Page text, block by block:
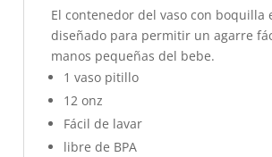
El contenedor del vaso con boquilla
diseñado para permitir un agarre
manos pequeñas del bebe.
1 vaso pitillo
12 onz
Fácil de lavar
libre de BPA